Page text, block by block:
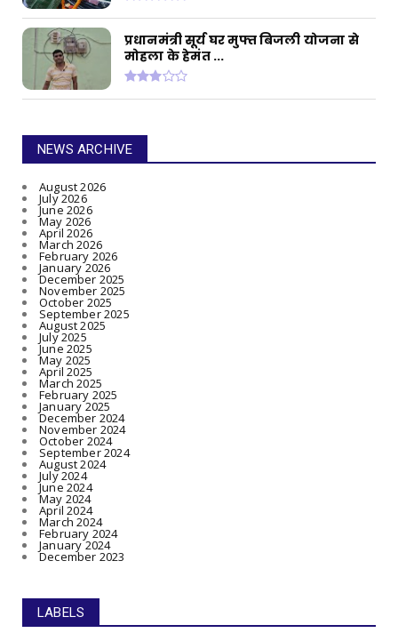
प्रधानमंत्री सूर्य घर मुफ्त बिजली योजना से
मोहला के हेमंत ...
NEWS ARCHIVE
August 2026
July 2026
June 2026
May 2026
April 2026
March 2026
February 2026
January 2026
December 2025
November 2025
October 2025
September 2025
August 2025
July 2025
June 2025
May 2025
April 2025
March 2025
February 2025
January 2025
December 2024
November 2024
October 2024
September 2024
August 2024
July 2024
June 2024
May 2024
April 2024
March 2024
February 2024
January 2024
December 2023
LABELS